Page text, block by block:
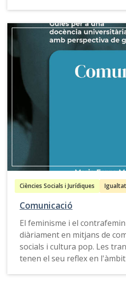
Ciències Socials i Jurídiques
Comunicació
El feminisme i el
diàriament en mitjans de
socials i cultura pop. Les
tenen el seu reflex en